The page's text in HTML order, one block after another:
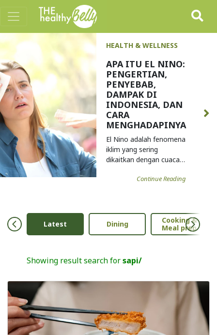
HEALTH & WELLNESS
PANDUAN
LENGKAP
KOLESTEROL:
PENYEBAB,
GEJALA, CARA
MENURUNKAN
DAN
PENCEGAHANNYA
Kolesterol adalah zat
lemak yang secara alami
Latest Dining
Cooking &
Meal prep